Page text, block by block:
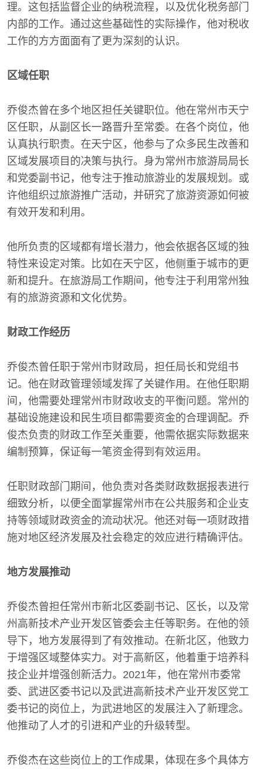
理。这包括监督企业的纳税流程，以及优化税务部门
内部的工作。通过这些基础性的实际操作，他对税收
工作的方方面面有了更为深刻的认识。
区域任职
乔俊杰曾在多个地区担任关键职位。他在常州市天宁
区任职，从副区长一路晋升至常委。在各个岗位，他
认真执行职责。在天宁区，他参与了众多民生改善和
区域发展项目的决策与执行。身为常州市旅游局局长
和党委副书记，他专注于推动旅游业的发展规划。或
许他组织过旅游推广活动，并研究了旅游资源如何被
有效开发和利用。
他所负责的区域都有增长潜力，他会依据各区域的独
特性来设定对策。比如在天宁区，他侧重于城市的更
新和提升。在旅游局工作期间，他专注于利用常州独
有的旅游资源和文化优势。
财政工作经历
乔俊杰曾任职于常州市财政局，担任局长和党组书
记。他在财政管理领域发挥了关键作用。在他任职期
间，他需要处理常州市财政收支的平衡问题。常州的
基础设施建设和民生项目都需要资金的合理调配。乔
俊杰负责的财政工作至关重要，他需依据实际数据来
编制预算，保证每一笔资金得到有效运用。
任职财政部门期间，他负责对各类财政数据报表进行
细致分析，以便全面掌握常州市在公共服务和企业支
持等领域财政资金的流动状况。他还对每一项财政措
施对地区经济发展及社会稳定的效应进行精确评估。
地方发展推动
乔俊杰曾担任常州市新北区委副书记、区长，以及常
州高新技术产业开发区管委会主任等职务。在他的领
导下，地方发展得到了有效推动。在新北区，他致力
于增强区域整体实力。对于高新区，他着重于培养科
技企业并增强创新活力。2021年，他在常州市委常
委、武进区委书记以及武进高新技术产业开发区党工
委书记的岗位上，为武进地区的发展注入了新理念。
他推动了人才的引进和产业的升级转型。
乔俊杰在这些岗位上的工作成果，体现在多个具体方